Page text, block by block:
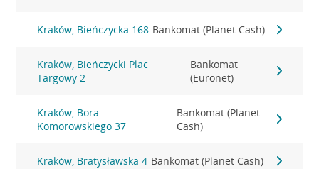
Kraków, Bieńczycka 168 Bankomat (Planet Cash)
Kraków, Bieńczycki Plac
Targowy 2
Bankomat
(Euronet)
Kraków, Bora
Komorowskiego 37
Bankomat (Planet
Cash)
Kraków, Bratysławska 4 Bankomat (Planet Cash)